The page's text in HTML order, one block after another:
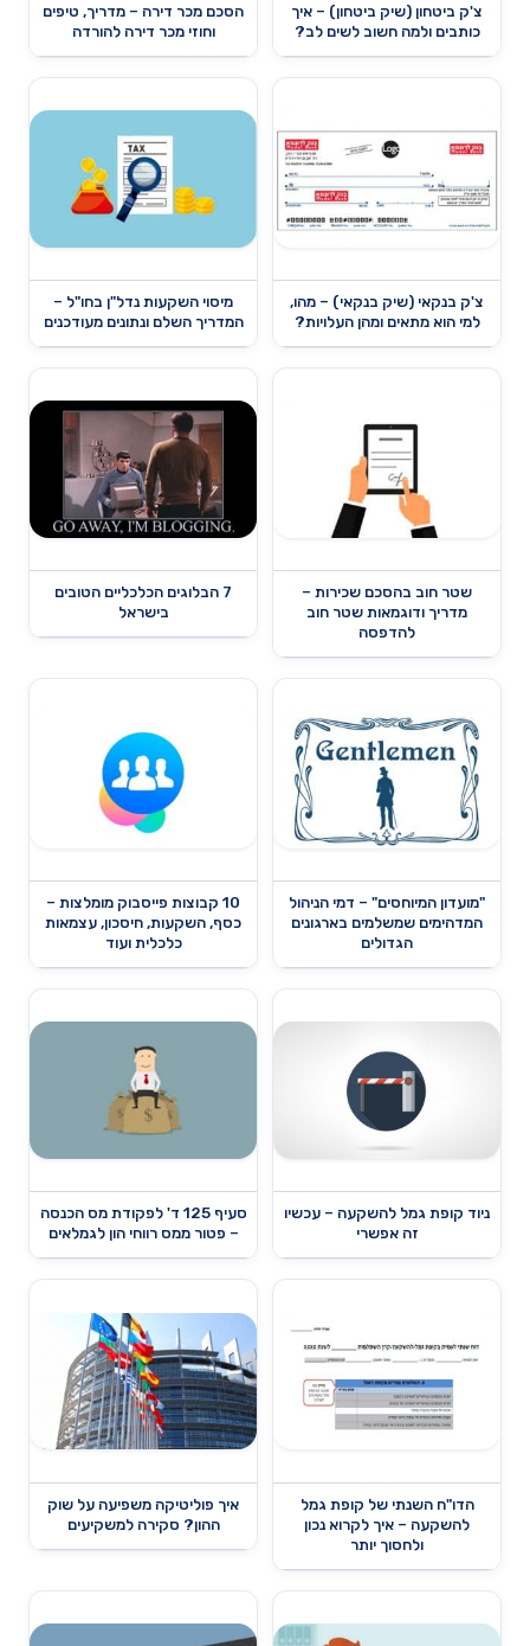
צ'ק ביטחון (שיק ביטחון) – איך
כותבים ולמה חשוב לשים לב?
הסכם מכר דירה – מדריך, טיפים
וחוזי מכר דירה להורדה
צ'ק בנקאי (שיק בנקאי) – מהו,
למי הוא מתאים ומהן העלויות?
מיסוי השקעות נדל"ן בחו"ל –
המדריך השלם ונתונים מעודכנים
שטר חוב בהסכם שכירות –
מדריך ודוגמאות שטר חוב
להדפסה
7 הבלוגים הכלכליים הטובים
בישראל
"מועדון המיוחסים" – דמי הניהול
המדהימים שמשלמים בארגונים
הגדולים
10 קבוצות פייסבוק מומלצות –
כסף, השקעות, חיסכון, עצמאות
כלכלית ועוד
ניוד קופת גמל להשקעה – עכשיו
זה אפשרי
סעיף 125 ד' לפקודת מס הכנסה
– פטור ממס רווחי הון לגמלאים
הדו"ח השנתי של קופת גמל
להשקעה – איך לקרוא נכון
ולחסוך יותר
איך פוליטיקה משפיעה על שוק
ההון? סקירה למשקיעים